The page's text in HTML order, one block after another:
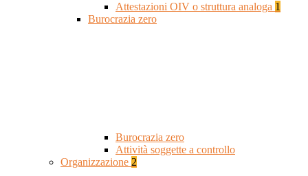
Attestazioni OIV o struttura analoga 1
Burocrazia zero
Burocrazia zero
Attività soggette a controllo
Organizzazione 2